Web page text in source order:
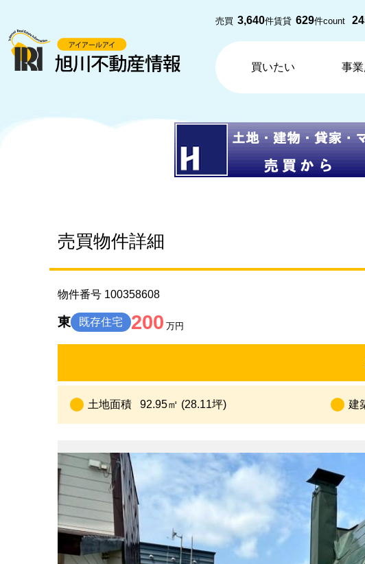
売買 3,640件賃貸 629件count
買いたい 事
売買物件詳細
物件番号 100358608
東 既存住宅 200 万円
土地面積 92.95㎡ (28.11坪) 建